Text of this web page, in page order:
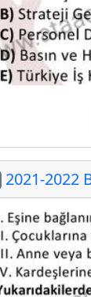
2021-2022